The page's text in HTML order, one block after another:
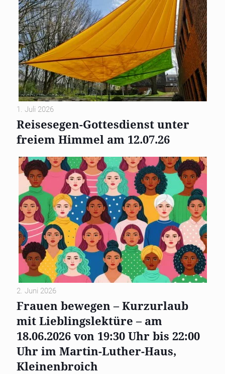
1. Juli 2026
Reisesegen-Gottesdienst unter
freiem Himmel am 12.07.26
2. Juni 2026
Frauen bewegen – Kurzurlaub
mit Lieblingslektüre – am
18.06.2026 von 19:30 Uhr bis 22:00
Uhr im Martin-Luther-Haus,
Kleinenbroich